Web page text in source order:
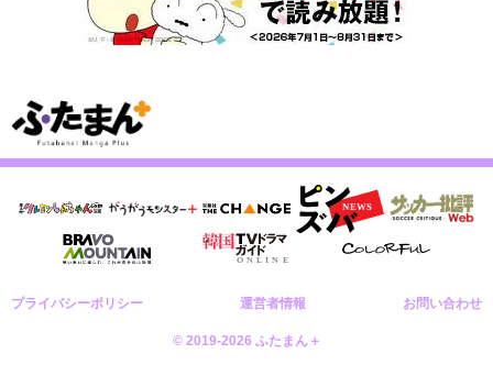
プライバシーポリシー 運営者情報 お問い合わせ
© 2019-2026 ふたまん＋